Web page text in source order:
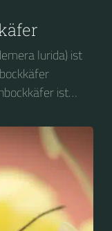
lurida) ist
ist